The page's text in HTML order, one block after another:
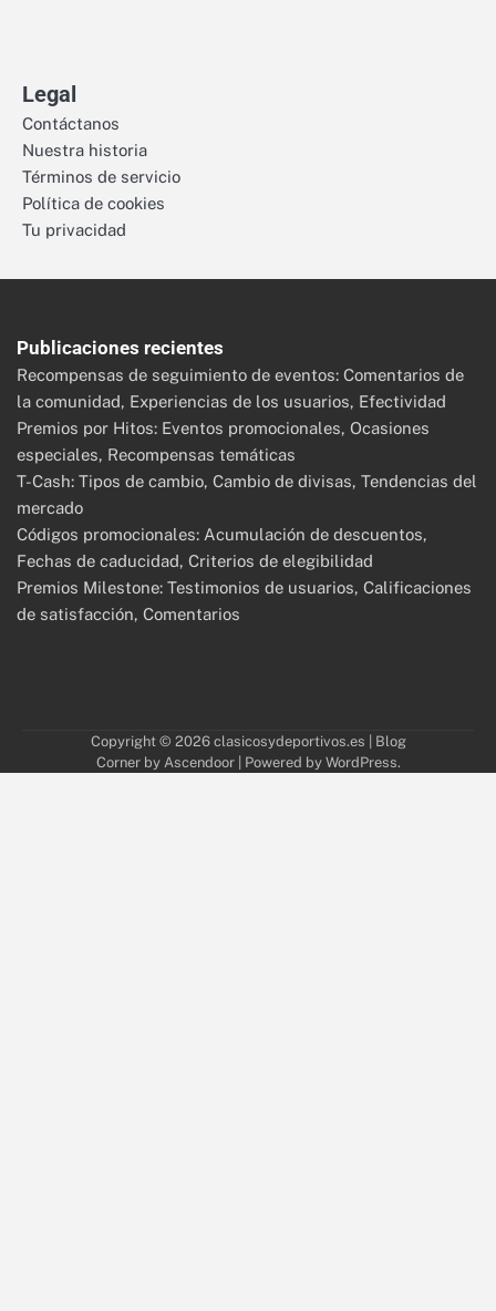
Legal
Contáctanos
Nuestra historia
Términos de servicio
Política de cookies
Tu privacidad
Publicaciones recientes
Recompensas de seguimiento de eventos: Comentarios de
la comunidad, Experiencias de los usuarios, Efectividad
Premios por Hitos: Eventos promocionales, Ocasiones
especiales, Recompensas temáticas
T-Cash: Tipos de cambio, Cambio de divisas, Tendencias del
mercado
Códigos promocionales: Acumulación de descuentos,
Fechas de caducidad, Criterios de elegibilidad
Premios Milestone: Testimonios de usuarios, Calificaciones
de satisfacción, Comentarios
Copyright © 2026 clasicosydeportivos.es | Blog
Corner by Ascendoor| Powered by WordPress.